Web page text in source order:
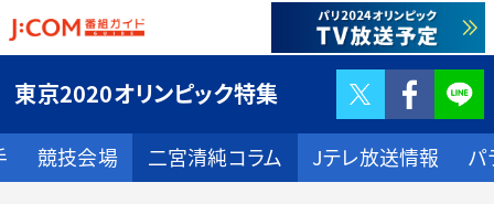
東京2020オリンピック特集
競技会場 二宮清純コラム Jテレ放送情報 パ
Twitter